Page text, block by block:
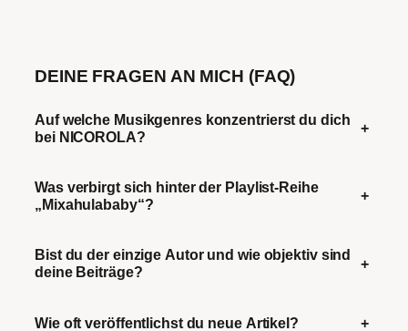
DEINE FRAGEN AN MICH (FAQ)
Auf welche Musikgenres konzentrierst du dich
bei NICOROLA?
+
Was verbirgt sich hinter der Playlist-Reihe
„Mixahulababy“?
+
Bist du der einzige Autor und wie objektiv sind
deine Beiträge?
+
Wie oft veröffentlichst du neue Artikel? +